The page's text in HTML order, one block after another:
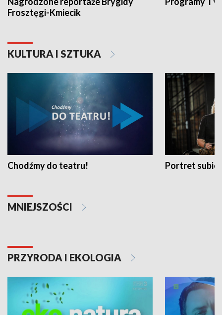
Frosztęgi-Kmiecik
KULTURA I SZTUKA
Chodźmy do teatru! Portret
MNIEJSZOŚCI
PRZYRODA I EKOLOGIA